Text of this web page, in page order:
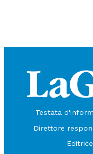
Testata
Direttore